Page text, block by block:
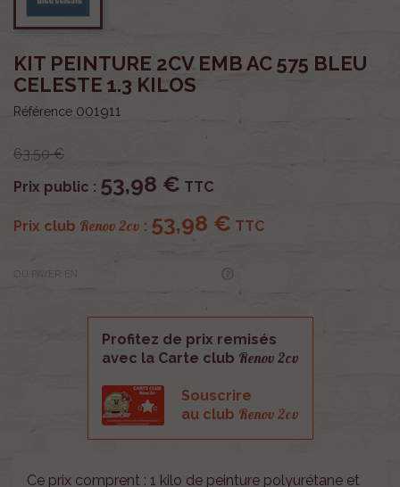
KIT PEINTURE 2CV EMB AC 575 BLEU
CELESTE 1.3 KILOS
Référence 001911
63,50 €
Prix public : 53,98 € TTC
Prix club Renov 2cv : 53,98 € TTC
OU PAYER EN
Profitez de prix remisés
avec la Carte club Renov 2cv
Souscrire
au club Renov 2cv
Ce prix comprent : 1 kilo de peinture polyurétane et